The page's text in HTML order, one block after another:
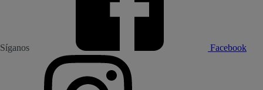
Síganos Facebook